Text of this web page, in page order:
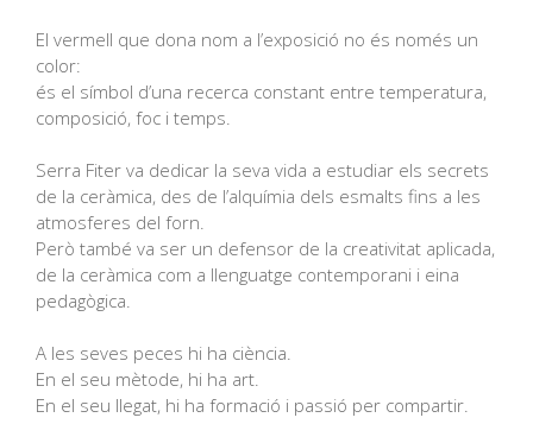
El vermell que dona nom a l’exposició no és només un
color:
és el símbol d’una recerca constant entre temperatura,
composició, foc i temps.
Serra Fiter va dedicar la seva vida a estudiar els secrets
de la ceràmica, des de l’alquímia dels esmalts fins a les
atmosferes del forn.
Però també va ser un defensor de la creativitat aplicada,
de la ceràmica com a llenguatge contemporani i eina
pedagògica.
A les seves peces hi ha ciència.
En el seu mètode, hi ha art.
En el seu llegat, hi ha formació i passió per compartir.